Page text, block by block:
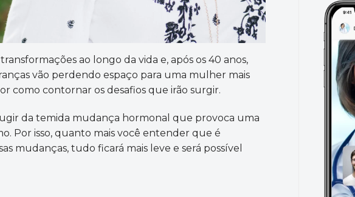
ao longo da vida e, após os 40 anos,
vão perdendo espaço para uma mulher mais
como contornar os desafios que irão surgir.
da temida mudança hormonal que provoca uma
Por isso, quanto mais você entender que é
mudanças, tudo ficará mais leve e será possível